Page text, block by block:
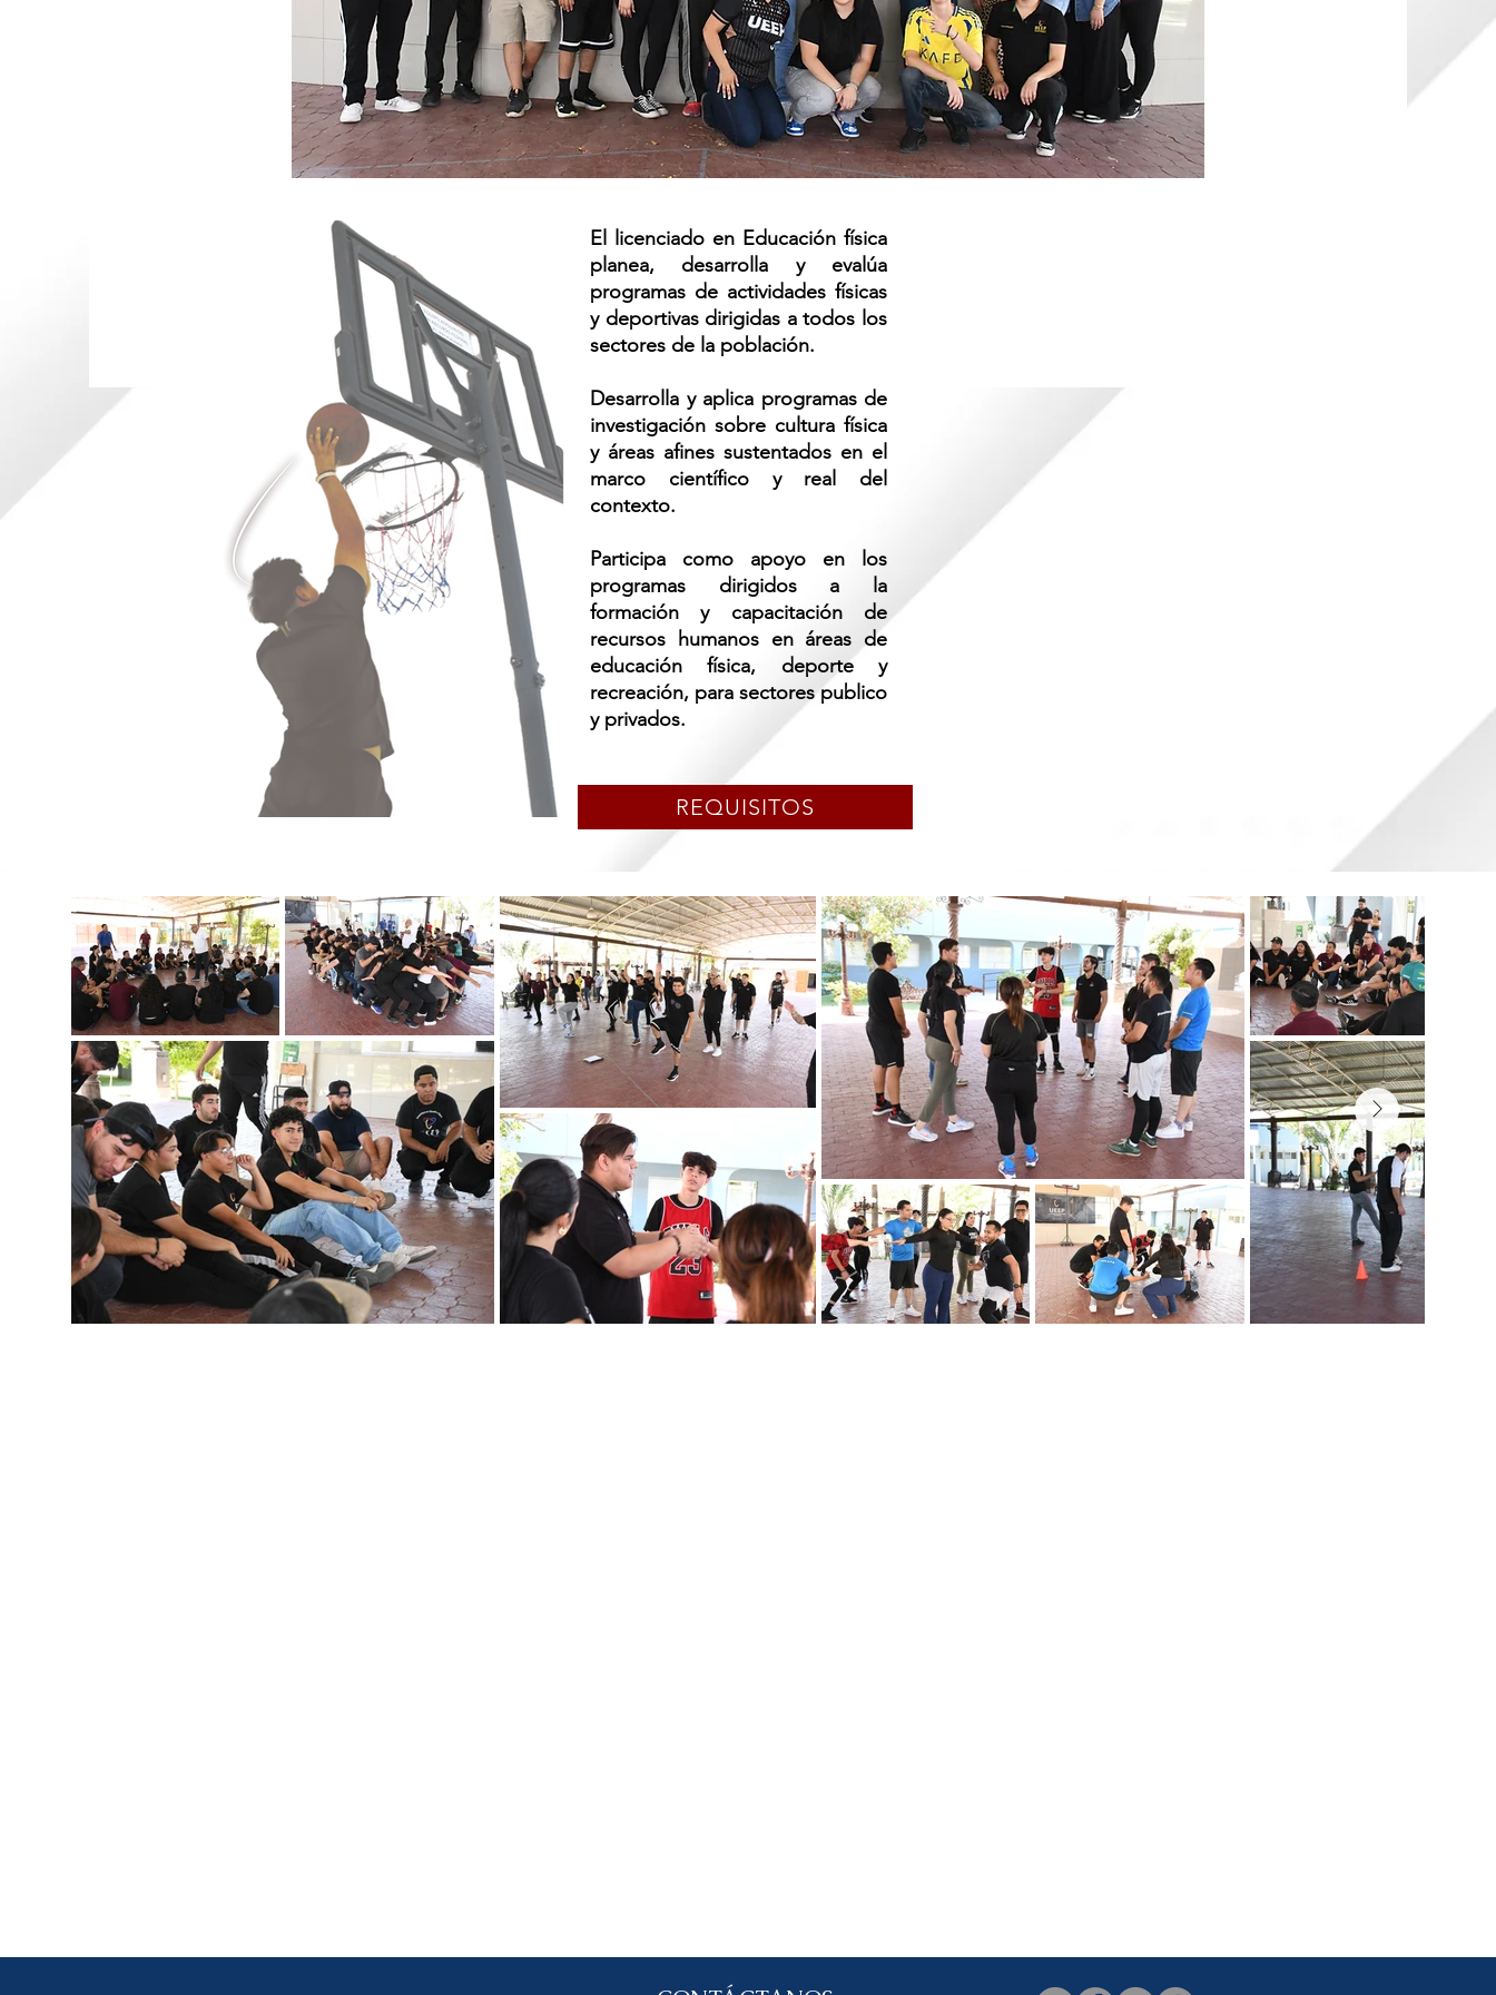
El licenciado en Educación física
planea, desarrolla y evalúa
programas de actividades físicas
y deportivas dirigidas a todos los
sectores de la población.
Desarrolla y aplica programas de
investigación sobre cultura física
y áreas afines sustentados en el
marco científico y real del
contexto.
Participa como apoyo en los
programas dirigidos a la
formación y capacitación de
recursos humanos en áreas de
educación física, deporte y
recreación, para sectores publico
y privados.
REQUISITOS